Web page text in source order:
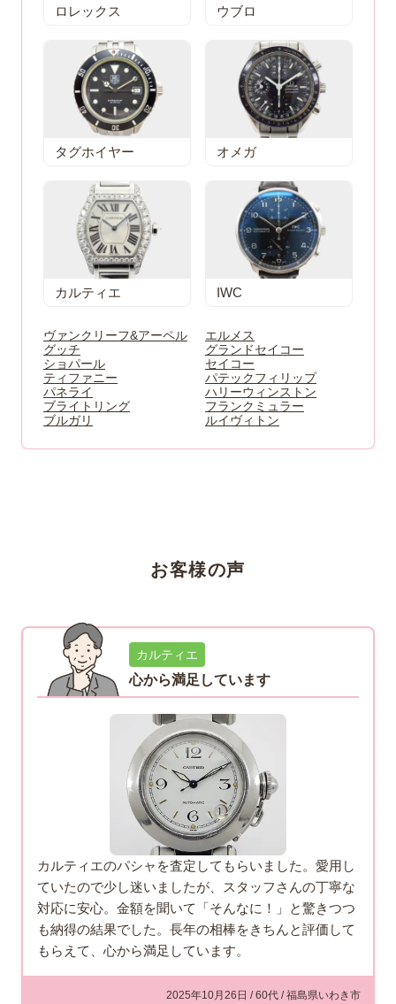
ロレックス ウブロ
タグホイヤー オメガ
カルティエ IWC
ヴァンクリーフ&アーペル
エルメス
グッチ
グランドセイコー
ショパール
セイコー
ティファニー
パテックフィリップ
パネライ
ハリーウィンストン
ブライトリング
フランクミュラー
ブルガリ
ルイヴィトン
お客様の声
カルティエ
心から満足しています
カルティエのパシャを査定してもらいました。愛用し
ていたので少し迷いましたが、スタッフさんの丁寧な
対応に安心。金額を聞いて「そんなに！」と驚きつつ
も納得の結果でした。長年の相棒をきちんと評価して
もらえて、心から満足しています。
2025年10月26日 / 60代 / 福島県いわき市